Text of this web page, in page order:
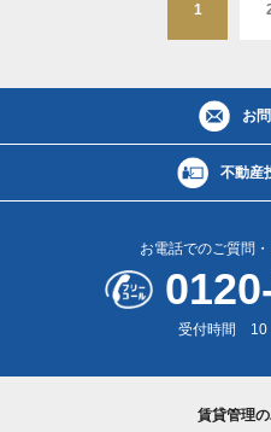
1
お
不動産
お電話でのご質問
受付時間 10
賃貸管理